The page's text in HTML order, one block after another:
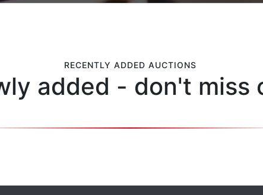
RECENTLY ADDED AUCTIONS
added - don't miss